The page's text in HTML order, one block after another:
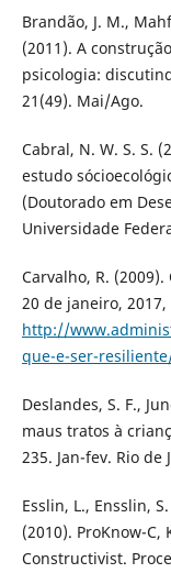
Brandão, J. M.,
(2011). A
psicologia:
21(49). Mai/Ago.
Cabral, N. W. S. S.
estudo
(Doutorado em
Universidade
Carvalho, R.
20 de janeiro, 2017,
http://
que-e-ser-
Deslandes, S. F.,
maus tratos à
235. Jan-fev. Rio de
Esslin, L., Ensslin,
(2010). ProKnow-
Constructivist.